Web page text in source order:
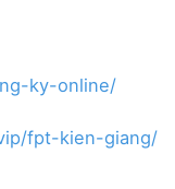
ky-online/
fpt-kien-giang/